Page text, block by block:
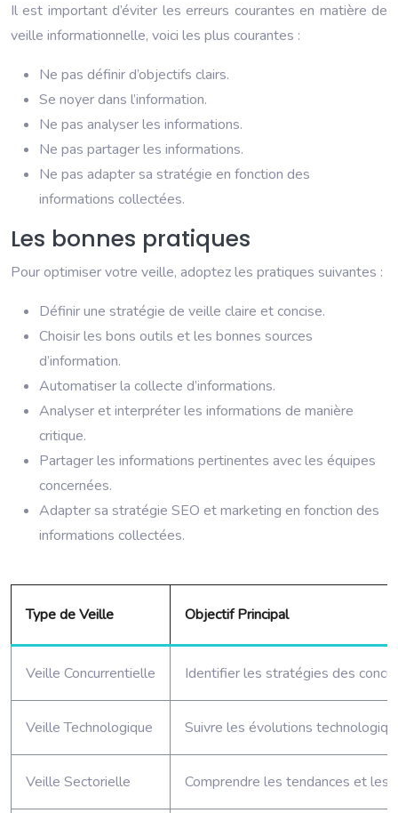
Il est important d’éviter les erreurs courantes en matière de
veille informationnelle, voici les plus courantes :
Ne pas définir d’objectifs clairs.
Se noyer dans l’information.
Ne pas analyser les informations.
Ne pas partager les informations.
Ne pas adapter sa stratégie en fonction des
informations collectées.
Les bonnes pratiques
Pour optimiser votre veille, adoptez les pratiques suivantes :
Définir une stratégie de veille claire et concise.
Choisir les bons outils et les bonnes sources
d’information.
Automatiser la collecte d’informations.
Analyser et interpréter les informations de manière
critique.
Partager les informations pertinentes avec les équipes
concernées.
Adapter sa stratégie SEO et marketing en fonction des
informations collectées.
Type de Veille Objectif Principal
Veille Concurrentielle Identifier les stratégies des
Veille Technologique Suivre les évolutions
Veille Sectorielle Comprendre les tendances et les